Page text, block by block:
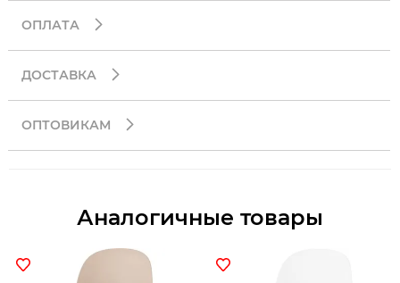
ОПЛАТА
ДОСТАВКА
ОПТОВИКАМ
Аналогичные товары